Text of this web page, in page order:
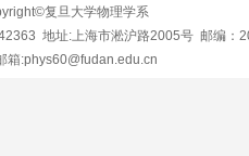
复旦大学物理学系
地址:上海市淞沪路2005号 邮编：
箱:phys60@fudan.edu.cn